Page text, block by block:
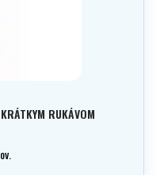
RUKÁVOM